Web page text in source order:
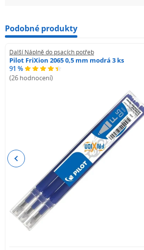
Podobné produkty
Další Náplně do psacích potřeb
Pilot FriXion 2065 0,5 mm modrá 3 ks
91 %
(26 hodnocení)
Previous